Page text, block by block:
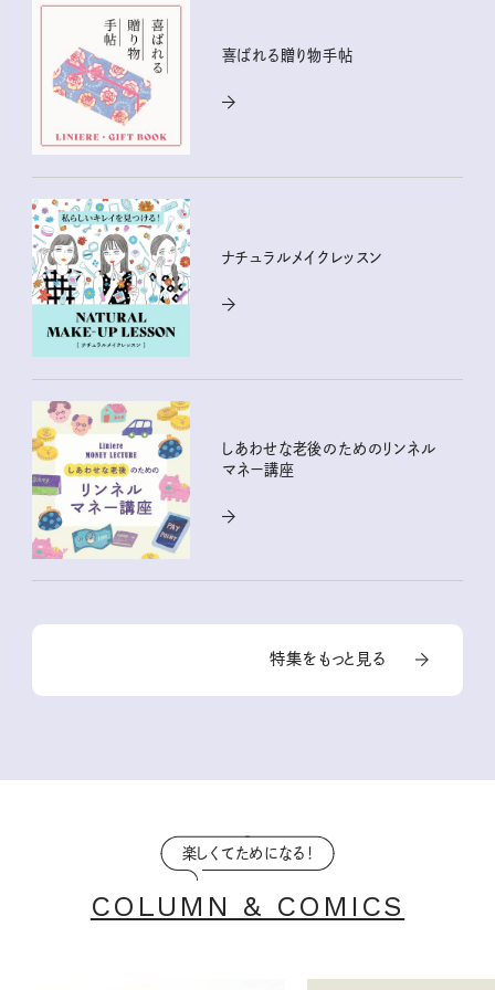
喜ばれる贈り物手帖
ナチュラルメイクレッスン
しあわせな老後のためのリンネル
マネー講座
特集をもっと見る
楽しくてためになる！
COLUMN & COMICS